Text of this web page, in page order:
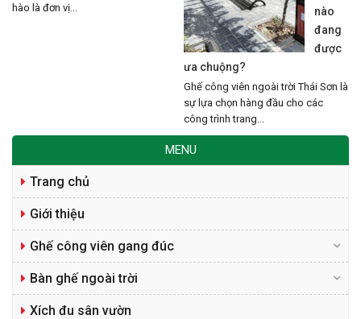
hào là đơn vị...
nào
đang
được
ưa chuộng?
Ghế công viên ngoài trời Thái Sơn là
sự lựa chọn hàng đầu cho các
công trình trang...
MENU
Trang chủ
Giới thiệu
Ghế công viên gang đúc
Bàn ghế ngoài trời
Xích đu sân vườn